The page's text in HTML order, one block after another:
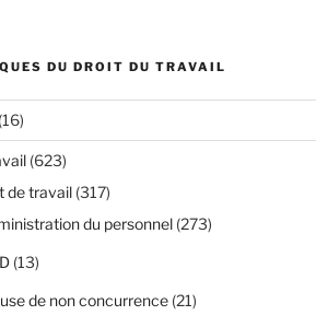
DU DROIT DU TRAVAIL
(623)
de travail(317)
du personnel(273)
(13)
de non concurrence(21)